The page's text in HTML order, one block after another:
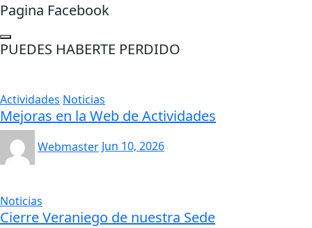
Pagina Facebook
PUEDES HABERTE PERDIDO
Actividades Noticias
Mejoras en la Web de Actividades
Webmaster Jun 10, 2026
Noticias
Cierre Veraniego de nuestra Sede